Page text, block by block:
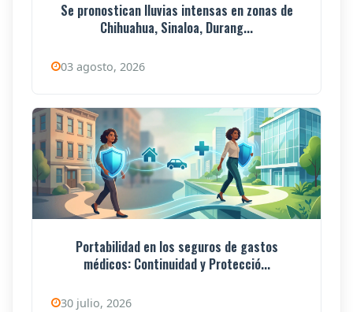
Se pronostican lluvias intensas en zonas de
Chihuahua, Sinaloa, Durang...
03 agosto, 2026
Portabilidad en los seguros de gastos
médicos: Continuidad y Protecció...
30 julio, 2026